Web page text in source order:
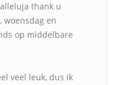
thank u
woensdag en
op middelbare
veel leuk, dus ik